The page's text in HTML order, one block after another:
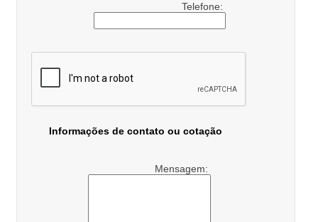
Telefone:
Informações de contato ou cotação
Mensagem: